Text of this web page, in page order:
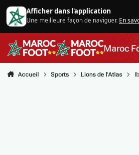
Aller au contenu
Afficher dans l'application
Une meilleure façon de naviguer. En
Maroc
Accueil Sports Lions de l'Atlas